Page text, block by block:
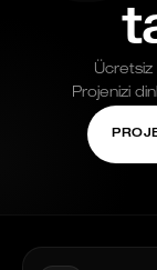
Ücretsiz
Projenizi